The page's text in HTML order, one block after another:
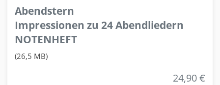
Abendstern
Impressionen zu 24 Abendliedern
NOTENHEFT
(26,5 MB)
24,90 €